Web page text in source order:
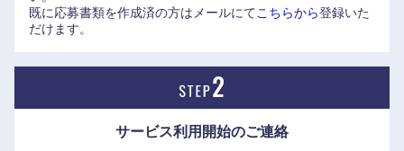
と自分を成長させたい」、「泥臭い仕事こそ人間力を高める
ことができる」という思い持った方を募集している。
既に応募書類を作成済の方はメールにてこちらから登録いた
だけます。
サービス利用開始のご連絡